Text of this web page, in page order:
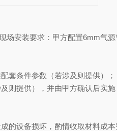
场安装要求：甲方配置6mm气
套条件参数（若涉及则提供）；
则提供），并由甲方确认后实施
的设备损坏，酌情收取材料成本